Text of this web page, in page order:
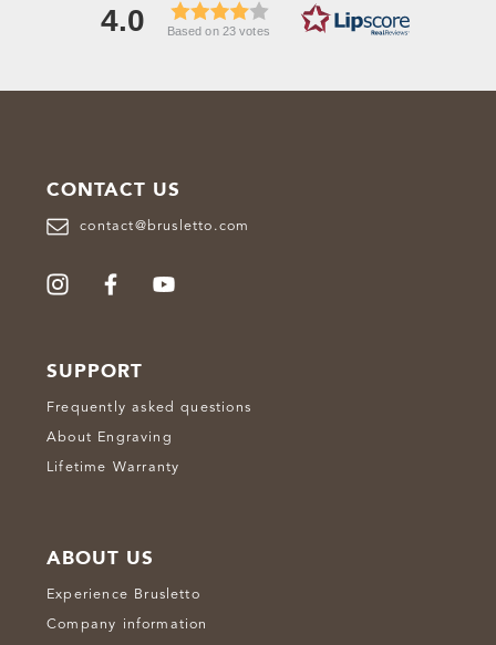
4.0 Based on 23 votes
CONTACT US
contact@brusletto.com
SUPPORT
Frequently asked questions
About Engraving
Lifetime Warranty
ABOUT US
Experience Brusletto
Company information